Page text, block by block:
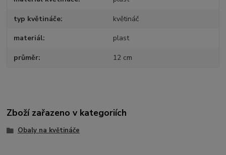
typ květináče květináč
materiál plast
průměr 12 cm
Zboží zařazeno v kategoriích
Obaly na květináče